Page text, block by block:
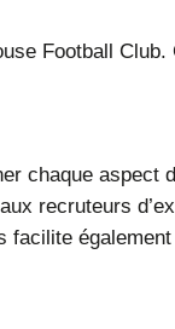
Football Club.
chaque aspect
recruteurs